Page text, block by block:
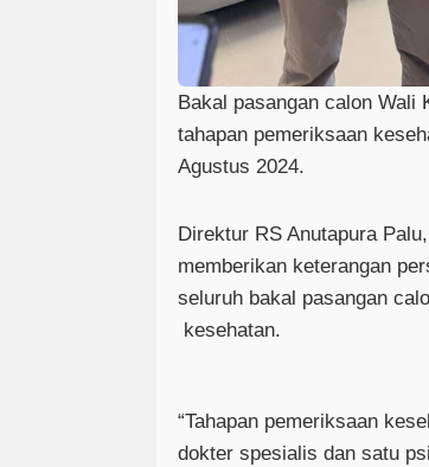
Bakal pasangan calon Wali
tahapan pemeriksaan
Agustus 2024.
Direktur RS Anutapura
memberikan keterangan
seluruh bakal pasangan
kesehatan.
“Tahapan pemeriksaan
dokter spesialis dan satu